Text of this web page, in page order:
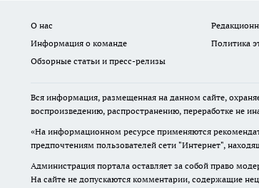
О нас
Информация о команде
Политика
Обзорные статьи и пресс-релизы
Вся информация, размещенная на данном сайте,
воспроизведению, распространению, переработке не
«На информационном ресурсе применяются
предпочтениям пользователей сети "Интернет",
Администрация портала оставляет за собой право
На сайте не допускаются комментарии, содержащие